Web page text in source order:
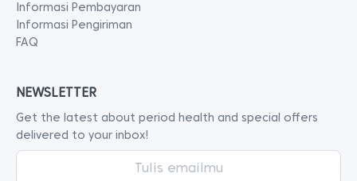
Informasi Pembayaran
Informasi Pengiriman
FAQ
NEWSLETTER
Get the latest about period health and special offers
delivered to your inbox!